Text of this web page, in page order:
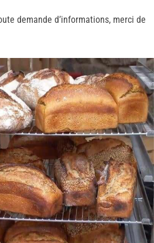
demande d’informations, merci de